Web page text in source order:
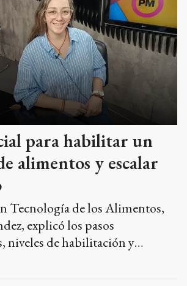
para habilitar un
alimentos y escalar
Tecnología de los Alimentos,
explicó los pasos
niveles de habilitación y
necesarios para formalizar la
de productos